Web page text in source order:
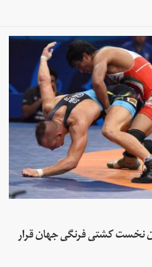
نخست کشتی فرنگی جهان قرار